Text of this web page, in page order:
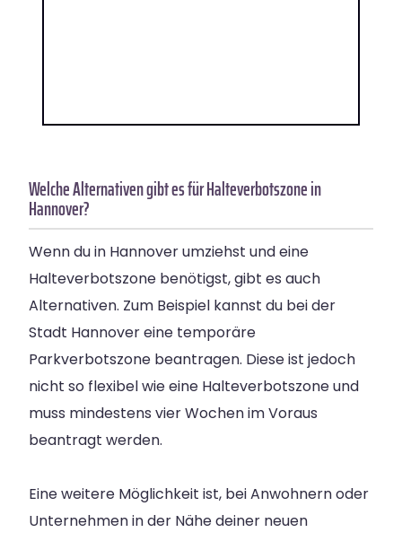
Welche Alternativen gibt es für Halteverbotszone in
Hannover?
Wenn du in Hannover umziehst und eine
Halteverbotszone benötigst, gibt es auch
Alternativen. Zum Beispiel kannst du bei der
Stadt Hannover eine temporäre
Parkverbotszone beantragen. Diese ist jedoch
nicht so flexibel wie eine Halteverbotszone und
muss mindestens vier Wochen im Voraus
beantragt werden.
Eine weitere Möglichkeit ist, bei Anwohnern oder
Unternehmen in der Nähe deiner neuen